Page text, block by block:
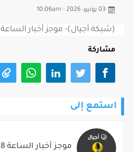
03 يونيو، 2026 - 10:06am
(شبكة أجيال)- موجز أخبار الساعة 9 ص 2026/06/3
مشاركة
استمع إلى
موجز أخبار الساعة 8 م 2026/08/08